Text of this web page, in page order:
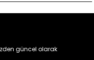
güncel olarak